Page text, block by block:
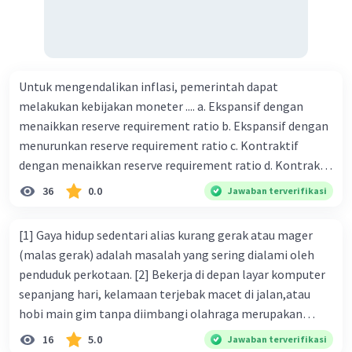
Untuk mengendalikan inflasi, pemerintah dapat
melakukan kebijakan moneter .... a. Ekspansif dengan
menaikkan reserve requirement ratio b. Ekspansif dengan
menurunkan reserve requirement ratio c. Kontraktif
dengan menaikkan reserve requirement ratio d. Kontraktif
dengan menurunkan reserve requirement ratio e.
Ekspansif dengan menaikkan tingkat diskonto Bila Bank
ceteris paribus maka .... a. Menimbulkan inflasi di mana
bentuk kurva jumlah uang beredar (penawaran uang) naik
dari kiri bawah ke kanan atas b. Menimbulkan deflasi di
mana bentuk kurva jumlah uang beredar (penawaran
uang) naik dari kiri bawah ke kanan atas c. Tingkat bunga
meningkat di mana bentuk kurva jumlah uang beredar
36 0.0 Jawaban terverifikasi
[1] Gaya hidup sedentari alias kurang gerak atau mager
(malas gerak) adalah masalah yang sering dialami oleh
penduduk perkotaan. [2] Bekerja di depan layar komputer
sepanjang hari, kelamaan terjebak macet di jalan,atau
hobi main gim tanpa diimbangi olahraga merupakan
bentuk dari gaya hidup sedentari. [3] Jika Anda termasuk
16 5.0 Jawaban terverifikasi